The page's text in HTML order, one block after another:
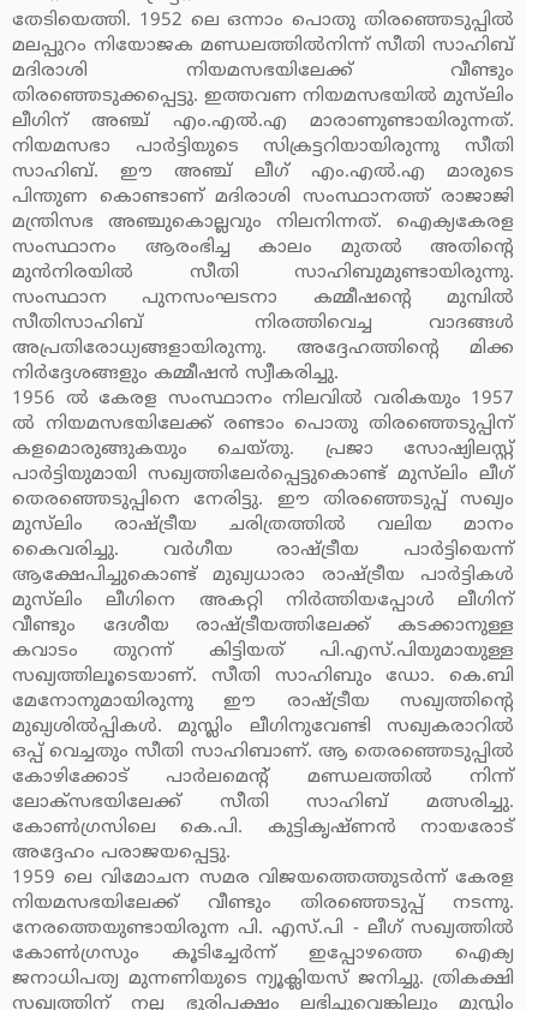
തേടിയെത്തി. 1952 ലെ ഒന്നാം പൊതു തിരഞ്ഞെടുപ്പില്‍
മലപ്പുറം നിയോജക മണ്ഡലത്തില്‍നിന്ന് സീതി സാഹിബ്
മദിരാശി നിയമസഭയിലേക്ക് വീണ്ടും
തിരഞ്ഞെടുക്കപ്പെട്ടു. ഇത്തവണ നിയമസഭയില്‍ മുസ്‌ലിം
ലീഗിന് അഞ്ച് എം.എല്‍.എ മാരാണുണ്ടായിരുന്നത്.
നിയമസഭാ പാര്‍ട്ടിയുടെ സിക്രട്ടറിയായിരുന്നു സീതി
സാഹിബ്. ഈ അഞ്ച് ലീഗ് എം.എല്‍.എ മാരുടെ
പിന്തുണ കൊണ്ടാണ് മദിരാശി സംസ്ഥാനത്ത് രാജാജി
മന്ത്രിസഭ അഞ്ചുകൊല്ലവും നിലനിന്നത്. ഐക്യകേരള
സംസ്ഥാനം ആരംഭിച്ച കാലം മുതല്‍ അതിന്റെ
മുന്‍നിരയില്‍ സീതി സാഹിബുമുണ്ടായിരുന്നു.
സംസ്ഥാന പുനസംഘടനാ കമ്മീഷന്റെ മുമ്പില്‍
സീതിസാഹിബ് നിരത്തിവെച്ച വാദങ്ങള്‍
അപ്രതിരോധ്യങ്ങളായിരുന്നു. അദ്ദേഹത്തിന്റെ മിക്ക
നിര്‍ദ്ദേശങ്ങളും കമ്മീഷന്‍ സ്വീകരിച്ചു.
1956 ല്‍ കേരള സംസ്ഥാനം നിലവില്‍ വരികയും 1957
ല്‍ നിയമസഭയിലേക്ക് രണ്ടാം പൊതു തിരഞ്ഞെടുപ്പിന്
കളമൊരുങ്ങുകയും ചെയ്തു. പ്രജാ സോഷ്യിലസ്റ്റ്
പാര്‍ട്ടിയുമായി സഖ്യത്തിലേര്‍പ്പെട്ടുകൊണ്ട് മുസ്‌ലിം ലീഗ്
തെരഞ്ഞെടുപ്പിനെ നേരിട്ടു. ഈ തിരഞ്ഞെടുപ്പ് സഖ്യം
മുസ്‌ലിം രാഷ്ട്രീയ ചരിത്രത്തില്‍ വലിയ മാനം
കൈവരിച്ചു. വര്‍ഗീയ രാഷ്ട്രീയ പാര്‍ട്ടിയെന്ന്
ആക്ഷേപിച്ചുകൊണ്ട് മുഖ്യധാരാ രാഷ്ട്രീയ പാര്‍ട്ടികള്‍
മുസ്‌ലിം ലീഗിനെ അകറ്റി നിര്‍ത്തിയപ്പോള്‍ ലീഗിന്
വീണ്ടും ദേശീയ രാഷ്ട്രീയത്തിലേക്ക് കടക്കാനുള്ള
കവാടം തുറന്ന് കിട്ടിയത് പി.എസ്.പിയുമായുള്ള
സഖ്യത്തിലൂടെയാണ്. സീതി സാഹിബും ഡോ. കെ.ബി
മേനോനുമായിരുന്നു ഈ രാഷ്ട്രീയ സഖ്യത്തിന്റെ
മുഖ്യശില്‍പ്പികള്‍. മുസ്ലിം ലീഗിനുവേണ്ടി സഖ്യകരാറില്‍
ഒപ്പ് വെച്ചതും സീതി സാഹിബാണ്. ആ തെരഞ്ഞെടുപ്പില്‍
കോഴിക്കോട് പാര്‍ലമെന്റ് മണ്ഡലത്തില്‍ നിന്ന്
ലോക്‌സഭയിലേക്ക് സീതി സാഹിബ് മത്സരിച്ചു.
കോണ്‍ഗ്രസിലെ കെ.പി. കുട്ടികൃഷ്ണന്‍ നായരോട്
അദ്ദേഹം പരാജയപ്പെട്ടു.
1959 ലെ വിമോചന സമര വിജയത്തെത്തുടര്‍ന്ന് കേരള
നിയമസഭയിലേക്ക് വീണ്ടും തിരഞ്ഞെടുപ്പ് നടന്നു.
നേരത്തെയുണ്ടായിരുന്ന പി. എസ്.പി - ലീഗ് സഖ്യത്തില്‍
കോണ്‍ഗ്രസും കൂടിച്ചേര്‍ന്ന് ഇപ്പോഴത്തെ ഐക്യ
ജനാധിപത്യ മുന്നണിയുടെ ന്യൂക്ലിയസ് ജനിച്ചു. ത്രികക്ഷി
സഖ്യത്തിന് നല്ല ഭൂരിപക്ഷം ലഭിച്ചുവെങ്കിലും മുസ്ലിം